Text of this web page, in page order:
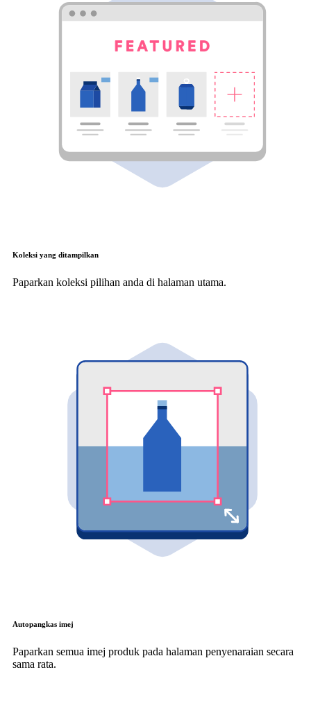
Koleksi yang ditampilkan
Paparkan koleksi pilihan anda di halaman utama.
Autopangkas imej
Paparkan semua imej produk pada halaman penyenaraian secara
sama rata.